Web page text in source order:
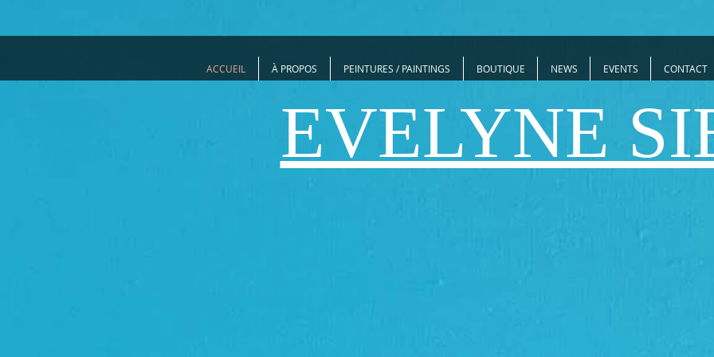
ACCUEIL À PROPOS PEINTURES / PAINTINGS BOUTIQUE NEWS EVENTS CONTACT
EVELYNE